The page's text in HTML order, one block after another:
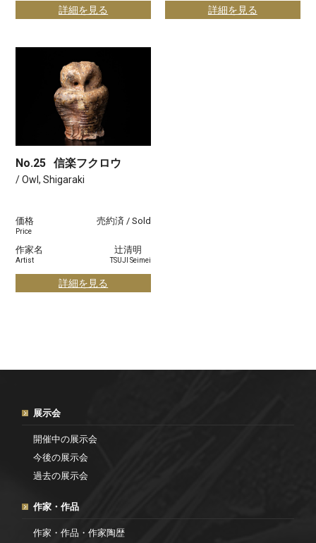
詳細を見る 詳細を見る
No.25 信楽フクロウ
/ Owl, Shigaraki
価格
Price
売約済 / Sold
作家名
Artist
辻清明
TSUJI Seimei
詳細を見る
展示会
開催中の展示会
今後の展示会
過去の展示会
作家・作品
作家・作品・作家陶歴